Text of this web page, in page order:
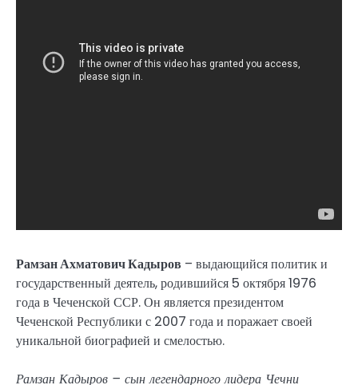
Рамзан Ахматович Кадыров – выдающийся политик и
государственный деятель, родившийся 5 октября 1976
года в Чеченской ССР. Он является президентом
Чеченской Республики с 2007 года и поражает своей
уникальной биографией и смелостью.
Рамзан Кадыров – сын легендарного лидера Чечни